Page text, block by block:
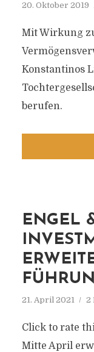
20. Oktober 2019
Mit Wirkung
Konstantinos
berufen.
ENGEL
21. April 2021 2
Click to rate
Mitte April